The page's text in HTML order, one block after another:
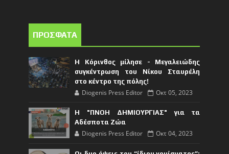
ΠΡΟΣΦΑΤΑ
Η Κόρινθος μίλησε - Μεγαλειώδης
συγκέντρωση του Νίκου Σταυρέλη
στο κέντρο της πόλης!
Diogenis Press Editor Οκτ 05, 2023
Η "ΠΝΟΗ ΔΗΜΙΟΥΡΓΙΑΣ" για τα
Αδέσποτα Ζώα
Diogenis Press Editor Οκτ 04, 2023